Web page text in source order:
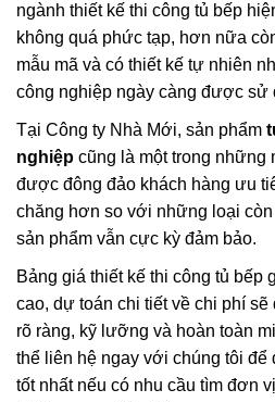
ngành thiết kế thi công tủ bếp
không quá phức tạp, hơn nữa
mẫu mã và có thiết kế tự nhiên
công nghiệp ngày càng được sử
Tại Công ty Nhà Mới, sản phẩm
nghiệp cũng là một trong những
được đông đảo khách hàng ưu
chăng hơn so với những loại
sản phẩm vẫn cực kỳ đảm bảo.
Bảng giá thiết kế thi công tủ bếp
cao, dự toán chi tiết về chi phí
rõ ràng, kỹ lưỡng và hoàn toàn
thể liên hệ ngay với chúng tôi
tốt nhất nếu có nhu cầu tìm đơn